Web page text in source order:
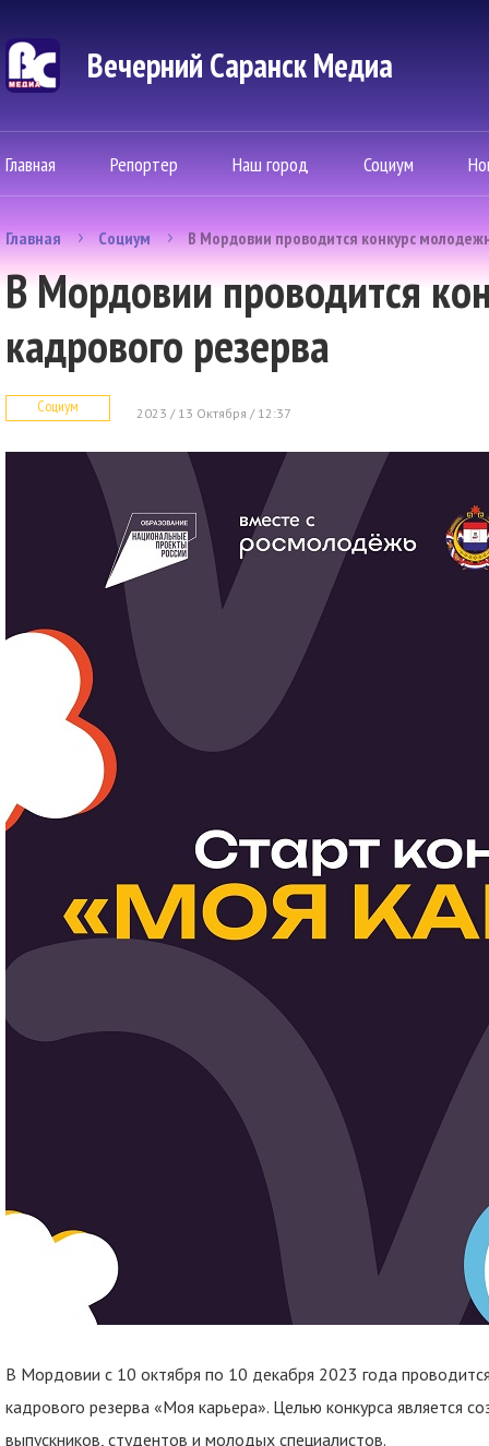
Вечерний Саранск Mедиа
Главная Репортер Наш город Социум
Главная Социум В Мордовии проводится конкурс
В Мордовии проводится
кадрового резерва
Социум 2023 / 13 Октября / 12:37
В Мордовии с 10 октября по 10 декабря 2023 года
кадрового резерва «Моя карьера». Целью конкурса является
выпускников, студентов и молодых специалистов.